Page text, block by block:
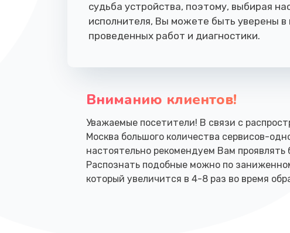
судьба устройства, поэтому, выбирая
исполнителя, Вы можете быть уверены в
проведенных работ и диагностики.
Вниманию клиентов!
Уважаемые посетители! В связи с
Москва большого количества сервисов-
настоятельно рекомендуем Вам проявлять
Распознать подобные можно по
который увеличится в 4-8 раз во время